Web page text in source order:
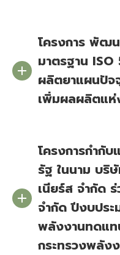
โครงการ พัฒน
มาตรฐาน
ผลิตยาแผนปั
เพิ่มผลผลิตแห่
โครงการกำกั
รัฐ ในนาม บริ
เนียร์ส จำกัด
จำกัด ปีงบปร
พลังงานทดแ
กระทรวงพลัง